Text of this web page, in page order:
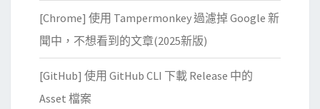
o
n
e
手
[Chrome] 使用 Tampermonkey 過濾掉 Google 新
聞中，不想看到的文章(2025新版)
[GitHub] 使用 GitHub CLI 下載 Release 中的
Asset 檔案